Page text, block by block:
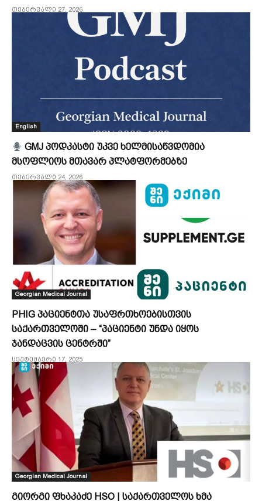
თებერვალი 27, 2026
English
GMJ პოდკასტი უკვე ხელმისაწვდომია
მსოფლიოს მთავარ პლატფორმებზე
თებერვალი 24, 2026
Georgian Medical Journal
PHIG პაციენტთა უსაფრთხოებისთვის
საქართველოში – “პაციენტი უნდა იყოს
ჯანდაცვის ცენტრში”
სექტემბერი 17, 2025
Georgian Medical Journal
გიორგი ფხაკაძე HSO | საქართველოს ხმა